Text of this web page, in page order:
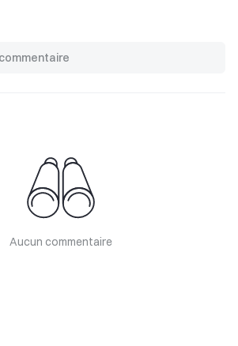
Aucun commentaire